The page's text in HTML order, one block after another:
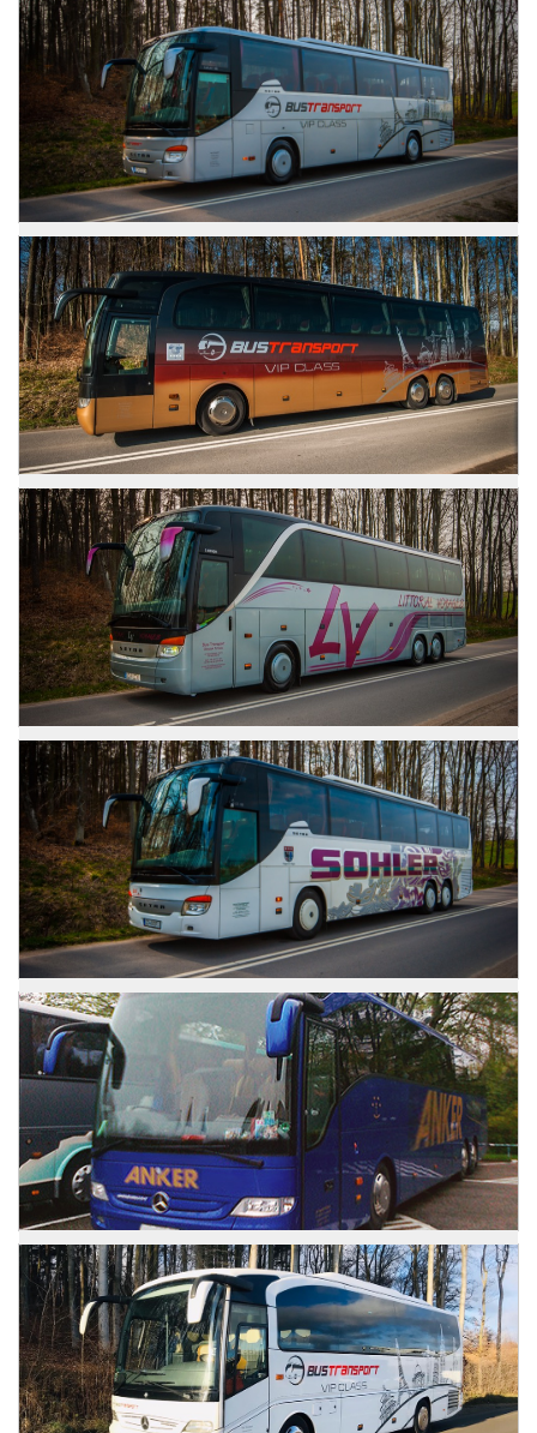
Mercedes Tourismo
Setra 415 GT-HD
Zdjęcia
Mercedes Travego
Zdjęcia
Setra 416 HDH
Zdjęcia
Setra 416 GTHD
Zdjęcia
Mercedes Tourismo
Zdjęcia
Zdjęcia